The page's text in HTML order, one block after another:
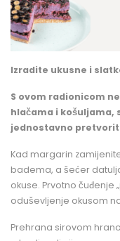
Izradite ukusne i
S ovom radionicom
hlačama i košuljama,
jednostavno
Kad margarin
badema, a šećer
okuse. Prvotno čuđenje
oduševljenje okusom
Prehrana sirovom